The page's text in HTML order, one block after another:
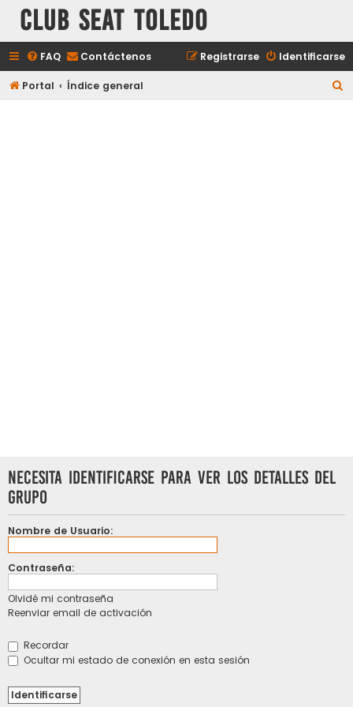
Club Seat Toledo
FAQ Contáctenos Identificarse
Registrarse
Portal Índice general
Necesita identificarse para ver los detalles del
grupo
Nombre de Usuario:
Contraseña:
Olvidé mi contraseña
Reenviar email de activación
Recordar
Ocultar mi estado de conexión en esta sesión